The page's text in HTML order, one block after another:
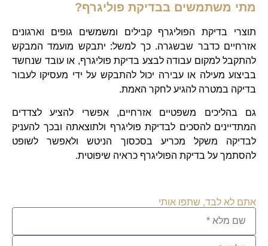
מתי משתמשים בבדיקת פוליגרף?
תוצרי בדיקת הפוליגרף קבילים ומשמשים גופים וארגונים
אזרחיים כדבר שבשגרה. כך למשל: יתבקש מועמד המבקש
להתקבל למקום עבודה לבצע בדיקת פוליגרף, או עובד שנחשד
בביצוע מעילה או עבירה יכול להתבקש על ידי מעסיקו לעבור
בדיקה במטרה להגיע לחקר האמת.
גם בהליכים משפטיים אזרחיים, אפשרי להציע לצדדים
המתדיינים להסכים לבדיקת פוליגרף ולתוצאתה ובכך להעניק
לבדיקה משקל מכריע בסכסוך הניטש ולאפשר לשופט
להסתמך על בדיקת הפוליגרף כראיה שיפוטית.
אתם לא לבד, שתפו אותי ​